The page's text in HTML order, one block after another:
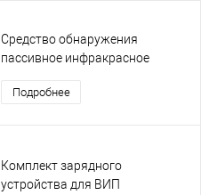
Средство обнаружения
пассивное инфракрасное
Подробнее
Комплект зарядного
устройства для ВИП